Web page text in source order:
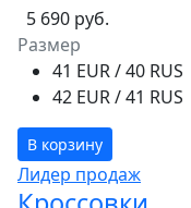
5 690 руб.
Размер
41 EUR / 40 RUS
42 EUR / 41 RUS
В корзину
Лидер продаж